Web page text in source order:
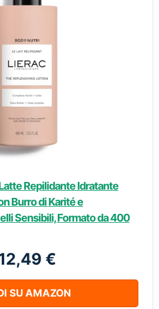
Repilidante Idratante
Burro di Karité e
Sensibili, Formato da 400
€
SU AMAZON